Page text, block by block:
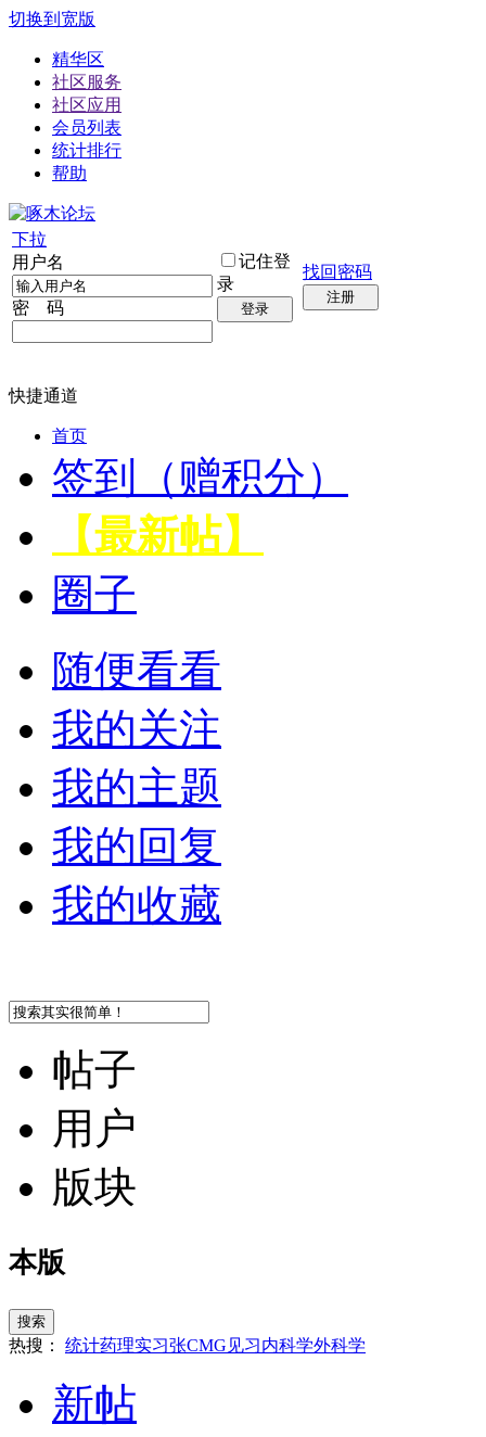
切换到宽版
精华区
社区服务
社区应用
会员列表
统计排行
帮助
下拉
用户名
密 码
记住登
录
登录
找回密码
注册
快捷通道
首页
签到（赠积分）
【最新帖】
圈子
随便看看
我的关注
我的主题
我的回复
我的收藏
帖子
用户
版块
本版
搜索
热搜： 统计药理实习张CMG 见习内科学外科学
新帖